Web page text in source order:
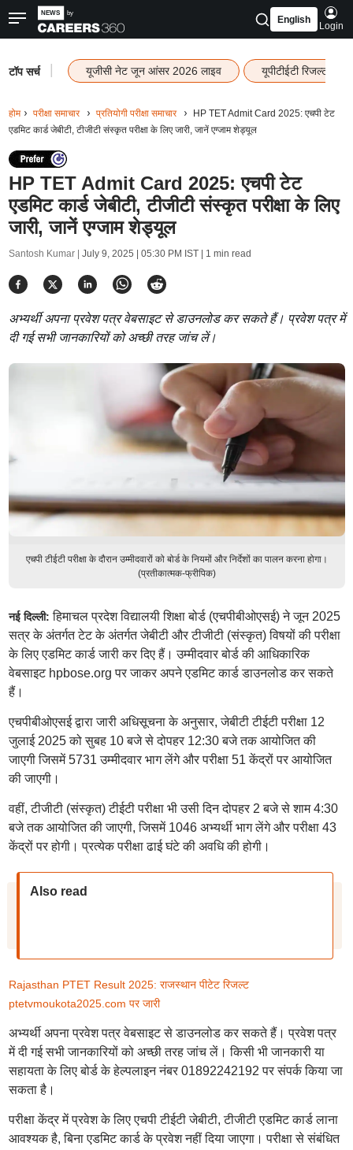
English
Login
टॉप सर्च यूजीसी नेट जून आंसर 2026 लाइव यूपीटीईटी रिजल्ट
होम परीक्षा समाचार प्रतियोगी परीक्षा समाचार
HP TET Admit Card 2025: एचपी टेट
एडमिट कार्ड जेबीटी, टीजीटी संस्कृत परीक्षा के लिए जारी, जानें एग्जाम शेड्यूल
HP TET Admit Card 2025: एचपी टेट
एडमिट कार्ड जेबीटी, टीजीटी संस्कृत परीक्षा के लिए
जारी, जानें एग्जाम शेड्यूल
Santosh Kumar | July 9, 2025 | 05:30 PM IST| 1 min read
अभ्यर्थी अपना प्रवेश पत्र वेबसाइट से डाउनलोड कर सकते हैं। प्रवेश पत्र में
दी गई सभी जानकारियों को अच्छी तरह जांच लें।
एचपी टीईटी परीक्षा के दौरान उम्मीदवारों को बोर्ड के नियमों और निर्देशों का पालन करना होगा।
(प्रतीकात्मक-फ्रीपिक)
नई दिल्ली:हिमाचल प्रदेश विद्यालयी शिक्षा बोर्ड (एचपीबीओएसई) ने जून 2025
सत्र के अंतर्गत टेट के अंतर्गत जेबीटी और टीजीटी (संस्कृत) विषयों की परीक्षा
के लिए एडमिट कार्ड जारी कर दिए हैं। उम्मीदवार बोर्ड की आधिकारिक
वेबसाइट hpbose.org पर जाकर अपने एडमिट कार्ड डाउनलोड कर सकते
हैं।
एचपीबीओएसई द्वारा जारी अधिसूचना के अनुसार, जेबीटी टीईटी परीक्षा 12
जुलाई 2025 को सुबह 10 बजे से दोपहर 12:30 बजे तक आयोजित की
जाएगी जिसमें 5731 उम्मीदवार भाग लेंगे और परीक्षा 51 केंद्रों पर आयोजित
की जाएगी।
वहीं, टीजीटी (संस्कृत) टीईटी परीक्षा भी उसी दिन दोपहर 2 बजे से शाम 4:30
बजे तक आयोजित की जाएगी, जिसमें 1046 अभ्यर्थी भाग लेंगे और परीक्षा 43
केंद्रों पर होगी। प्रत्येक परीक्षा ढाई घंटे की अवधि की होगी।
Also read
Rajasthan PTET Result 2025: राजस्थान पीटेट रिजल्ट
ptetvmoukota2025.com पर जारी
अभ्यर्थी अपना प्रवेश पत्र वेबसाइट से डाउनलोड कर सकते हैं। प्रवेश पत्र
में दी गई सभी जानकारियों को अच्छी तरह जांच लें। किसी भी जानकारी या
सहायता के लिए बोर्ड के हेल्पलाइन नंबर 01892242192 पर संपर्क किया जा
सकता है।
परीक्षा केंद्र में प्रवेश के लिए एचपी टीईटी जेबीटी, टीजीटी एडमिट कार्ड लाना
आवश्यक है, बिना एडमिट कार्ड के प्रवेश नहीं दिया जाएगा। परीक्षा से संबंधित